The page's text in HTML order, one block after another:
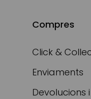
Compres
Click &
Enviaments
Devolucions